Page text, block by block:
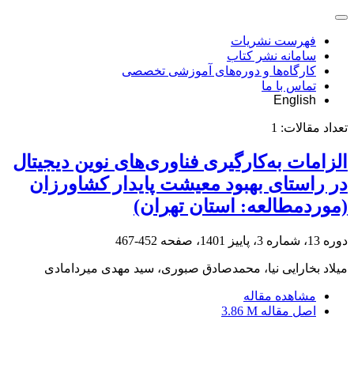
فهرست نشریات
سامانه نشر کتاب
کارگاه‌ها و دوره‌های آموزشی تخصصی
تماس با ما
English
تعداد مقالات: 1
الزامات به‌کارگیری فناوری‌های نوین دیجیتال
در راستای بهبود معیشت پایدار کشاورزان
(موردمطالعه: استان تهران)
دوره 13، شماره 3، پاییز 1401، صفحه 452-467
میلاد بخارایی نیا، محمدصادق صبوری، سید مهدی میردامادی
مشاهده مقاله
اصل مقاله 3.86 M